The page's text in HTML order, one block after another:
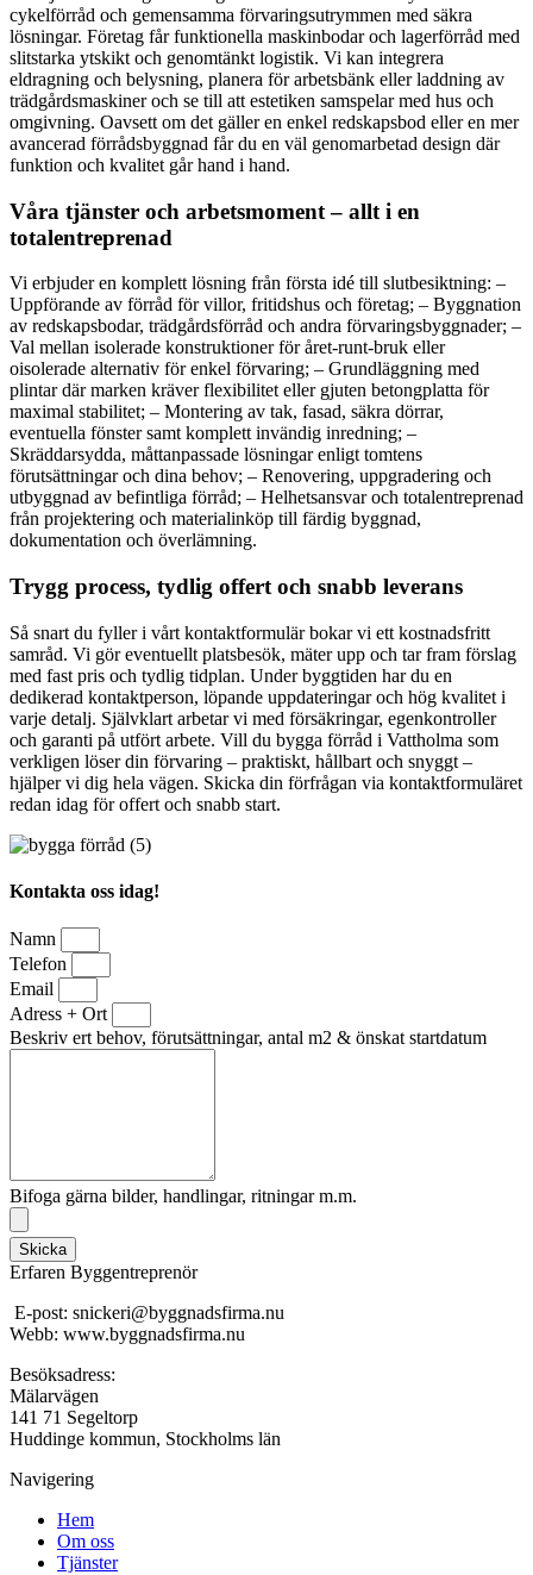
cykelförråd och gemensamma förvaringsutrymmen med säkra
lösningar. Företag får funktionella maskinbodar och lagerförråd med
slitstarka ytskikt och genomtänkt logistik. Vi kan integrera
eldragning och belysning, planera för arbetsbänk eller laddning av
trädgårdsmaskiner och se till att estetiken samspelar med hus och
omgivning. Oavsett om det gäller en enkel redskapsbod eller en mer
avancerad förrådsbyggnad får du en väl genomarbetad design där
funktion och kvalitet går hand i hand.
Våra tjänster och arbetsmoment – allt i en
totalentreprenad
Vi erbjuder en komplett lösning från första idé till slutbesiktning: –
Uppförande av förråd för villor, fritidshus och företag; – Byggnation
av redskapsbodar, trädgårdsförråd och andra förvaringsbyggnader; –
Val mellan isolerade konstruktioner för året-runt-bruk eller
oisolerade alternativ för enkel förvaring; – Grundläggning med
plintar där marken kräver flexibilitet eller gjuten betongplatta för
maximal stabilitet; – Montering av tak, fasad, säkra dörrar,
eventuella fönster samt komplett invändig inredning; –
Skräddarsydda, måttanpassade lösningar enligt tomtens
förutsättningar och dina behov; – Renovering, uppgradering och
utbyggnad av befintliga förråd; – Helhetsansvar och totalentreprenad
från projektering och materialinköp till färdig byggnad,
dokumentation och överlämning.
Trygg process, tydlig offert och snabb leverans
Så snart du fyller i vårt kontaktformulär bokar vi ett kostnadsfritt
samråd. Vi gör eventuellt platsbesök, mäter upp och tar fram förslag
med fast pris och tydlig tidplan. Under byggtiden har du en
dedikerad kontaktperson, löpande uppdateringar och hög kvalitet i
varje detalj. Självklart arbetar vi med försäkringar, egenkontroller
och garanti på utfört arbete. Vill du bygga förråd i Vattholma som
verkligen löser din förvaring – praktiskt, hållbart och snyggt –
hjälper vi dig hela vägen. Skicka din förfrågan via kontaktformuläret
redan idag för offert och snabb start.
Kontakta oss idag!
Namn
Telefon
Email
Adress + Ort
Beskriv ert behov, förutsättningar, antal m2 & önskat startdatum
Bifoga gärna bilder, handlingar, ritningar m.m.
Skicka
Erfaren Byggentreprenör
E-post: snickeri@byggnadsfirma.nu
Webb: www.byggnadsfirma.nu
Besöksadress:
Mälarvägen
141 71 Segeltorp
Huddinge kommun, Stockholms län
Navigering
Hem
Om oss
Tjänster